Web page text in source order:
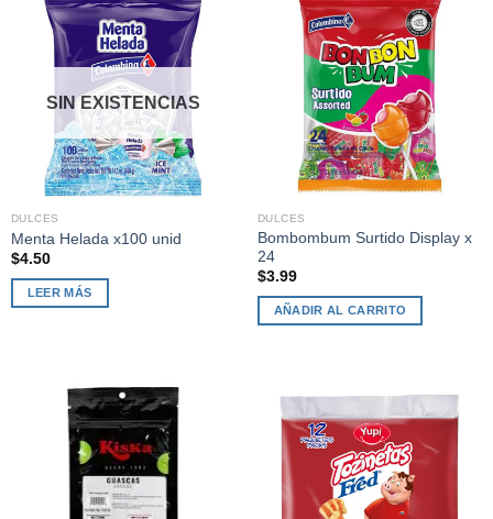
SIN EXISTENCIAS
DULCES
Menta Helada x100 unid
$4.50
LEER MÁS
DULCES
Bombombum Surtido Display x
24
$3.99
AÑADIR AL CARRITO